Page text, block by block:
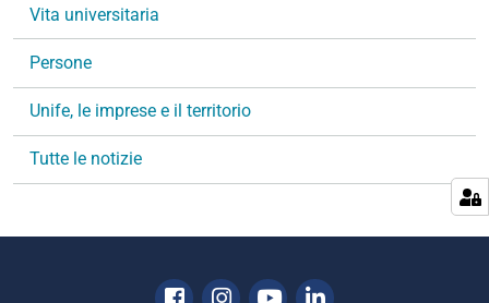
i
a
i
n
Vita universitaria
Persone
Unife, le imprese e il territorio
Tutte le notizie
Facebook
Instagram
YoutubeLinkedin